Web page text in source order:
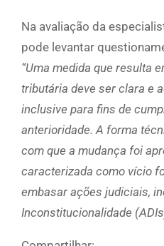
Na avaliação da
pode levantar
“Uma medida que resulta
tributária deve ser clara e
inclusive para fins de
anterioridade. A forma
com que a mudança foi
caracterizada como vício
embasar ações judiciais,
Inconstitucionalidade